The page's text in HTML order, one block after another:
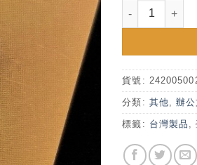
臺大昆蟲系昆
貨號:
分類: 其他,辦
標籤: 台灣製品 ,